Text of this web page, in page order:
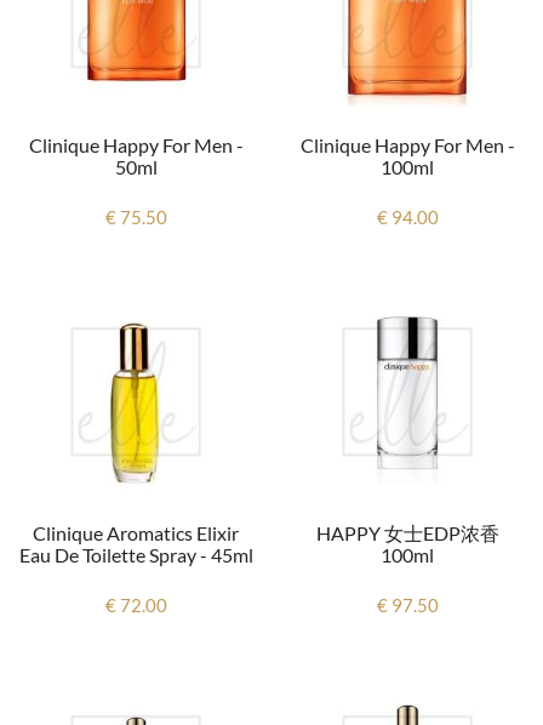
Clinique Happy For Men -
50ml
€ 75.50
Clinique Happy For Men -
100ml
€ 94.00
Clinique Aromatics Elixir
Eau De Toilette Spray - 45ml
€ 72.00
HAPPY 女士EDP浓香
100ml
€ 97.50